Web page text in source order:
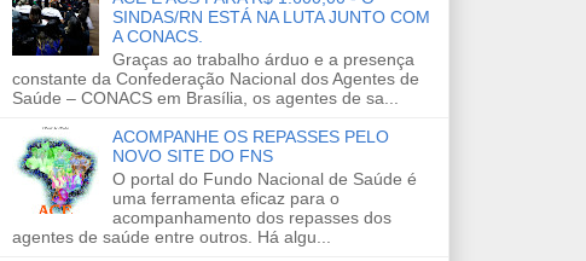
SINDAS/RN ESTÁ NA LUTA JUNTO COM
A CONACS.
Graças ao trabalho árduo e a presença
constante da Confederação Nacional dos Agentes de
Saúde – CONACS em Brasília, os agentes de sa...
ACOMPANHE OS REPASSES PELO
NOVO SITE DO FNS
O portal do Fundo Nacional de Saúde é
uma ferramenta eficaz para o
acompanhamento dos repasses dos
agentes de saúde entre outros. Há algu...